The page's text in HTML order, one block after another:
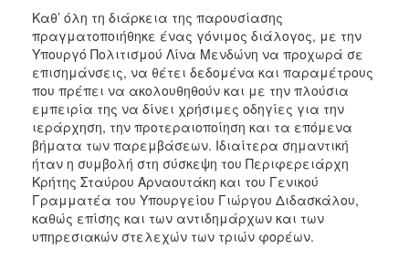
Καθ’ όλη τη διάρκεια της παρουσίασης
πραγματοποιήθηκε ένας γόνιμος διάλογος, με την
Υπουργό Πολιτισμού Λίνα Μενδώνη να προχωρά σε
επισημάνσεις, να θέτει δεδομένα και παραμέτρους
που πρέπει να ακολουθηθούν και με την πλούσια
εμπειρία της να δίνει χρήσιμες οδηγίες για την
ιεράρχηση, την προτεραιοποίηση και τα επόμενα
βήματα των παρεμβάσεων. Ιδιαίτερα σημαντική
ήταν η συμβολή στη σύσκεψη του Περιφερειάρχη
Κρήτης Σταύρου Αρναουτάκη και του Γενικού
Γραμματέα του Υπουργείου Γιώργου Διδασκάλου,
καθώς επίσης και των αντιδημάρχων και των
υπηρεσιακών στελεχών των τριών φορέων.